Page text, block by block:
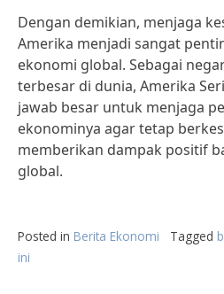
Dengan demikian, menjaga
Amerika menjadi sangat
ekonomi global. Sebagai
terbesar di dunia, Amerika
jawab besar untuk menjaga
ekonominya agar tetap
memberikan dampak positif
global.
Posted in Berita Ekonomi Tagged
ini